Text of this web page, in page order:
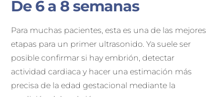
De 6 a 8 semanas
Para muchas pacientes, esta es una de las mejores
etapas para un primer ultrasonido. Ya suele ser
posible confirmar si hay embrión, detectar
actividad cardiaca y hacer una estimación más
precisa de la edad gestacional mediante la